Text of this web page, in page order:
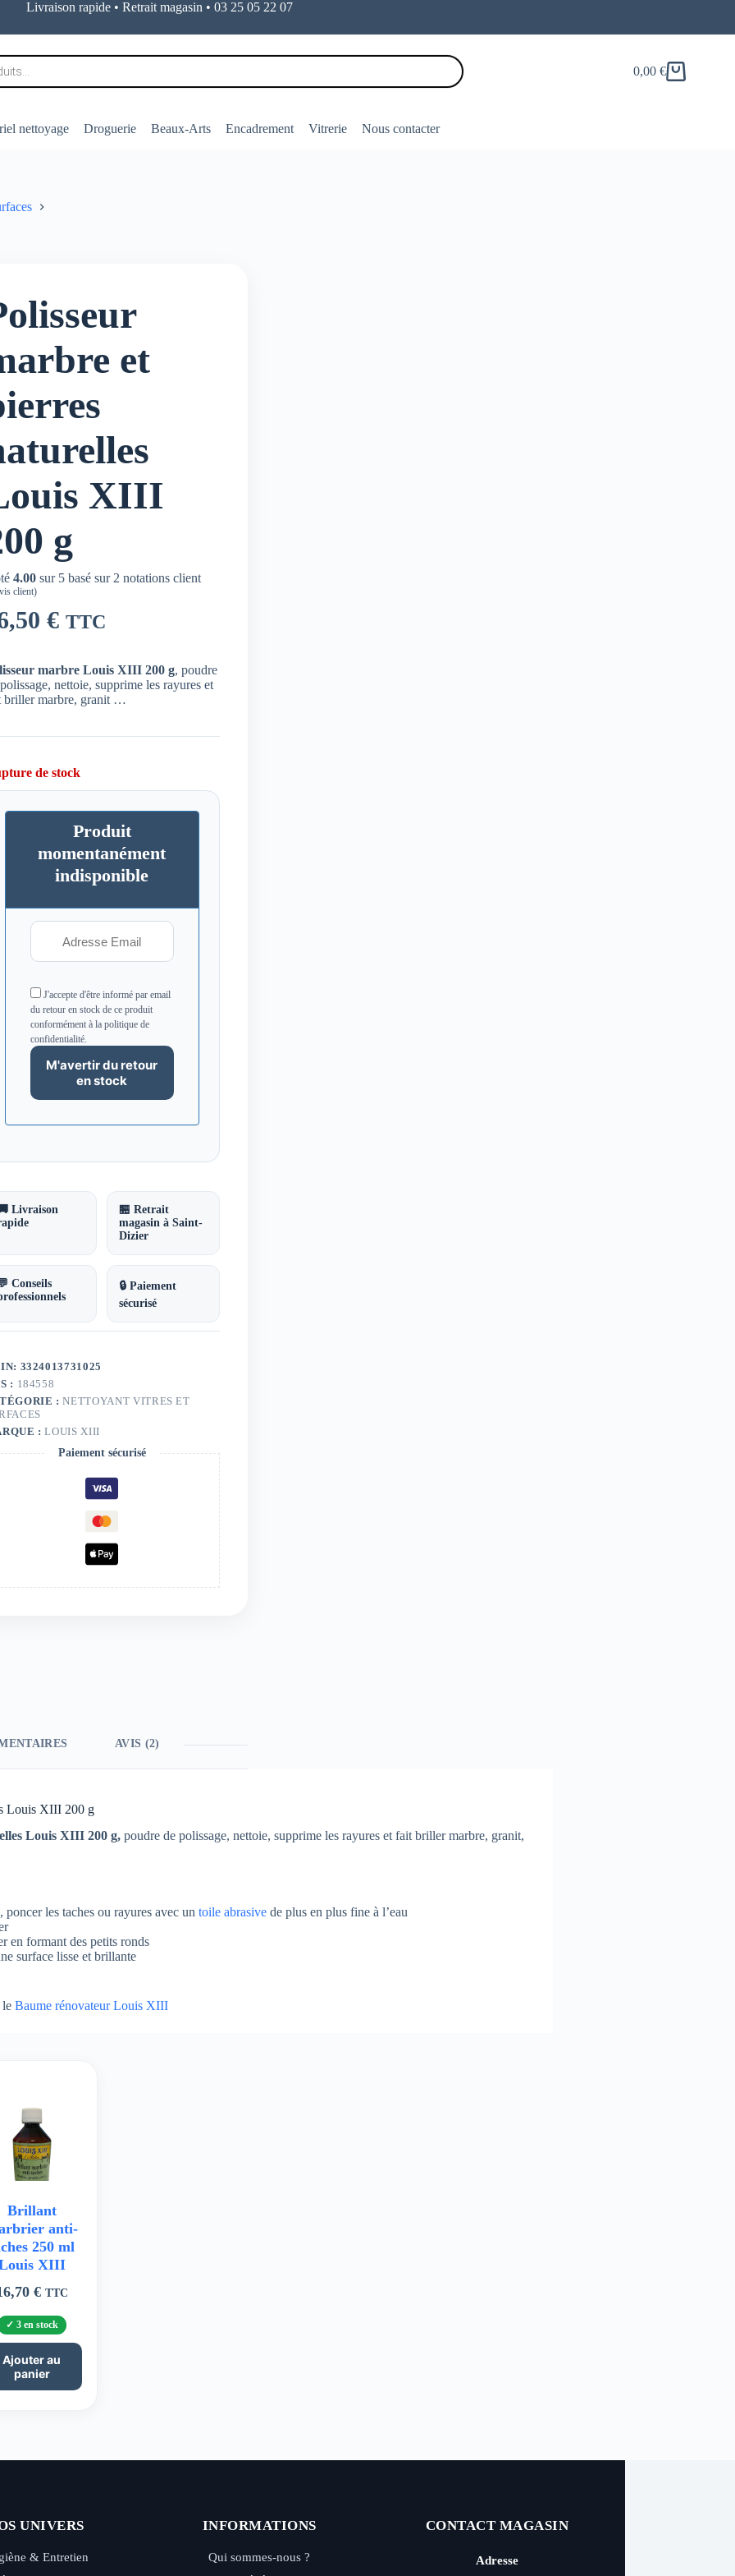
Livraison rapide • Retrait magasin • 03 25 05 22 07
Panier
0,00 €
nettoyage Droguerie Beaux-Arts Encadrement Vitrerie Nous contacter
et
XIII
g
4.00sur 5 basé sur 2 notations client
client)
€ TTC
marbre Louis XIII 200 g, poudre
nettoie, supprime les rayures et
briller marbre, granit …
de stock
Produit
momentanément
indisponible
J'accepte d'être informé par email
du retour en stock de ce produit
conformément à la politique de
confidentialité.
Livraison
🏪 Retrait
magasin à Saint-
Dizier
Conseils
🔒 Paiement
sécurisé
3324013731025
: 184558
:NETTOYANT VITRES ET
:LOUIS XIII
Paiement sécurisé
AVIS (2)
Louis XIII 200 g
Louis XIII 200 g, poudre de polissage, nettoie, supprime les rayures et fait briller marbre, granit,
les taches ou rayures avec un toile abrasive de plus en plus fine à l’eau
en formant des petits ronds
surface lisse et brillante
le Baume rénovateur Louis XIII
Brillant
anti-
250 ml
XIII
€ TTC
3 en stock
Ajouter au
panier
UNIVERS
& Entretien
INFORMATIONS
Qui sommes-nous ?
CONTACT MAGASIN
Adresse